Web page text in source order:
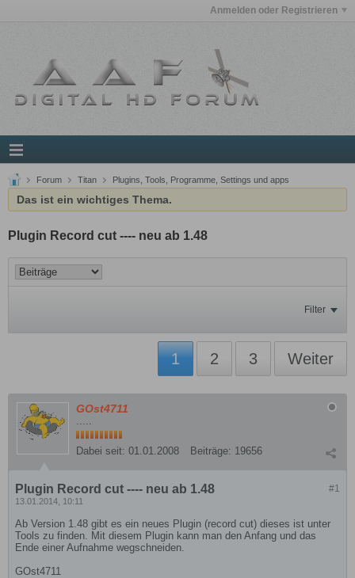
Anmelden oder Registrieren
Forum Titan Plugins, Tools, Programme, Settings und apps
Das ist ein wichtiges Thema.
Plugin Record cut ---- neu ab 1.48
Filter
1 2 3 Weiter
GOst4711
.....
Dabei seit: 01.01.2008 Beiträge: 19656
#1
Plugin Record cut ---- neu ab 1.48
13.01.2014, 10:11
Ab Version 1.48 gibt es ein neues Plugin (record cut) dieses ist unter
Tools zu finden. Mit diesem Plugin kann man den Anfang und das
Ende einer Aufnahme wegschneiden.
GOst4711